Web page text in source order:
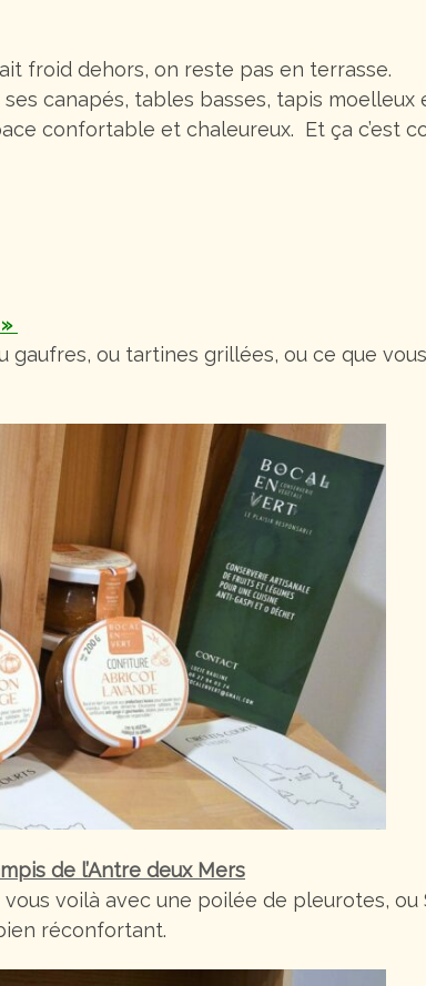
froid dehors, on reste pas en terrasse.
canapés, tables basses, tapis
confortable et chaleureux. Et ça c’est
ou tartines grillées, ou ce que
de l’Antre deux Mers
vous voilà avec une poilée de pleurotes,
réconfortant.